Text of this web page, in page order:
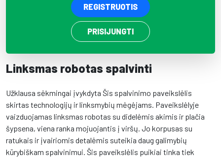
REGISTRUOTIS
PRISIJUNGTI
Linksmas robotas spalvinti
Užklausa sėkmingai įvykdyta Šis spalvinimo paveikslėlis
skirtas technologijų ir linksmybių mėgėjams. Paveikslėlyje
vaizduojamas linksmas robotas su didelėmis akimis ir plačia
šypsena, viena ranka mojuojantis į viršų. Jo korpusas su
ratukais ir įvairiomis detalėmis suteikia daug galimybių
kūrybiškam spalvinimui. Šis paveikslėlis puikiai tinka tiek